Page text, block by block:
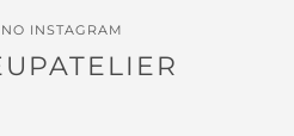
INSTAGRAM